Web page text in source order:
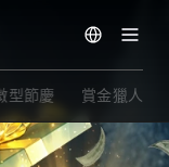
型節慶 賞金獵人系